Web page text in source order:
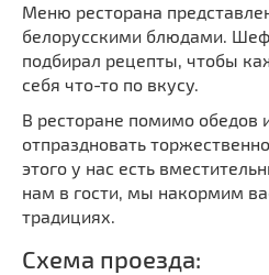
Меню ресторана
белорусскими блюдами.
подбирал рецепты, чтобы
себя что-то по вкусу.
В ресторане помимо
отпраздновать
этого у нас есть
нам в гости, мы накормим
традициях.
Схема проезда: